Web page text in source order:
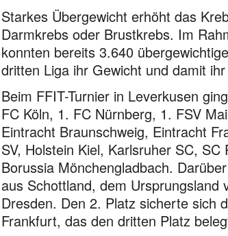
Starkes Übergewicht erhöht das
Darmkrebs oder Brustkrebs. Im
konnten bereits 3.640
dritten Liga ihr Gewicht und damit
Beim FFIT-Turnier in Leverkusen
FC Köln, 1. FC Nürnberg, 1. FSV
Eintracht Braunschweig, Eintracht
SV, Holstein Kiel, Karlsruher SC,
Borussia Mönchengladbach.
aus Schottland, dem Ursprungsland
Dresden. Den 2. Platz sicherte sich
Frankfurt, das den dritten Platz